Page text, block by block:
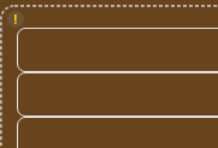
!